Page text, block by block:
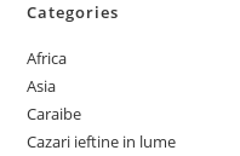
Categories
Africa
Asia
Caraibe
Cazari ieftine in lume